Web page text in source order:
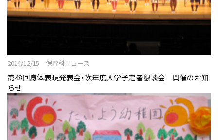
2014/12/15 保育科ニュース
第48回身体表現発表会・次年度入学予定者懇談会 開催のお知
らせ